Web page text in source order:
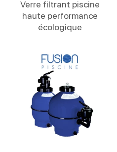
Verre filtrant piscine
haute performance
écologique